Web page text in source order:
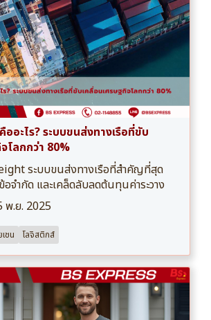
อะไร? ระบบขนส่งทางเรือที่ขับ
โลกกว่า 80%
ระบบขนส่งทางเรือที่สำคัญที่สุด
จำกัด และเคล็ดลับลดต้นทุนค่าระวาง
พ.ย. 2025
ชน โลจิสติกส์